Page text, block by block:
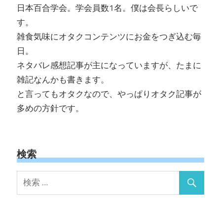
日本百合学会。学会員数1名。僕は会長らしいで
す。
雑食気味にオタクコンテンツにお金をつぎ込む毎
日。
ネタバレ感想記事が主になっていますが、たまに
雑記なんかも書きます。
と言ってもオタクなので、やっぱりオタク記事が
多めの方針です。
検索